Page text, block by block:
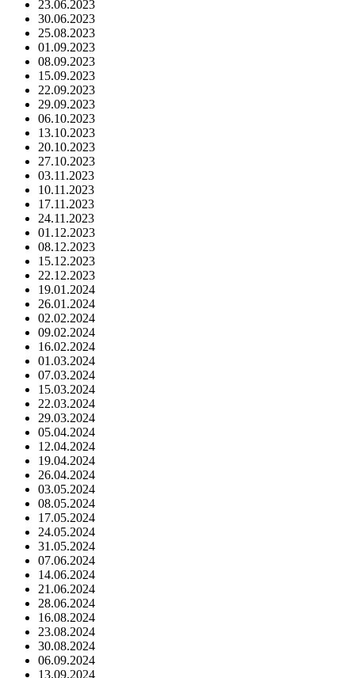
23.06.2023
30.06.2023
25.08.2023
01.09.2023
08.09.2023
15.09.2023
22.09.2023
29.09.2023
06.10.2023
13.10.2023
20.10.2023
27.10.2023
03.11.2023
10.11.2023
17.11.2023
24.11.2023
01.12.2023
08.12.2023
15.12.2023
22.12.2023
19.01.2024
26.01.2024
02.02.2024
09.02.2024
16.02.2024
01.03.2024
07.03.2024
15.03.2024
22.03.2024
29.03.2024
05.04.2024
12.04.2024
19.04.2024
26.04.2024
03.05.2024
08.05.2024
17.05.2024
24.05.2024
31.05.2024
07.06.2024
14.06.2024
21.06.2024
28.06.2024
16.08.2024
23.08.2024
30.08.2024
06.09.2024
13.09.2024